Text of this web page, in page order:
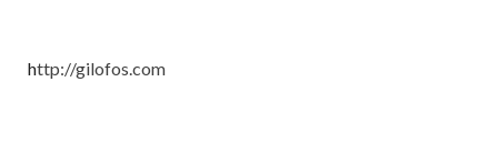
http://gilofos.com